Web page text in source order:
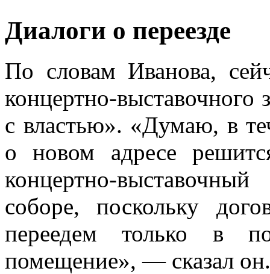
Диалоги о переезде
По словам Иванова,
концертно-выставочного
с властью». «Думаю, в
о новом адресе
концертно-
соборе, поскольку
переедем только в
помещение», — сказал он.